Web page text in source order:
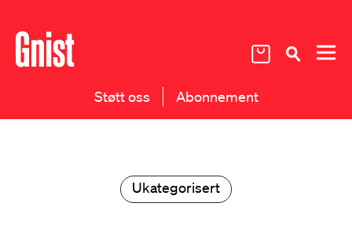
Støtt oss Abonnement
Ukategorisert